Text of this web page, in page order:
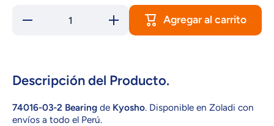
Reducir
Aumentar
cantidad
para
Agregar al carrito
Descripción del Producto.
74016-03-2 Bearing de Kyosho. Disponible en Zoladi con
envíos a todo el Perú.